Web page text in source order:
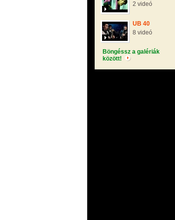
2 videó
UB 40
8 videó
Böngéssz a galériák
között!